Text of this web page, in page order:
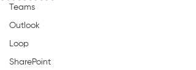
Teams
Outlook
Loop
SharePoint